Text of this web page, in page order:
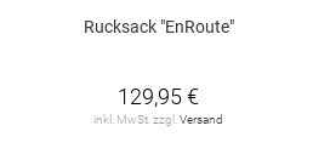
Rucksack "EnRoute"
129,95 €
inkl. MwSt. zzgl. Versand